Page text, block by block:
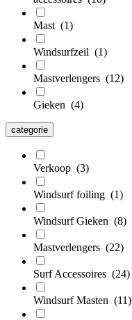
Mast (1)
Windsurfzeil (1)
Mastverlengers (12)
Gieken (4)
categorie
Verkoop (3)
Windsurf foiling (1)
Windsurf Gieken (8)
Mastverlengers (22)
Surf Accessoires (24)
Windsurf Masten (11)